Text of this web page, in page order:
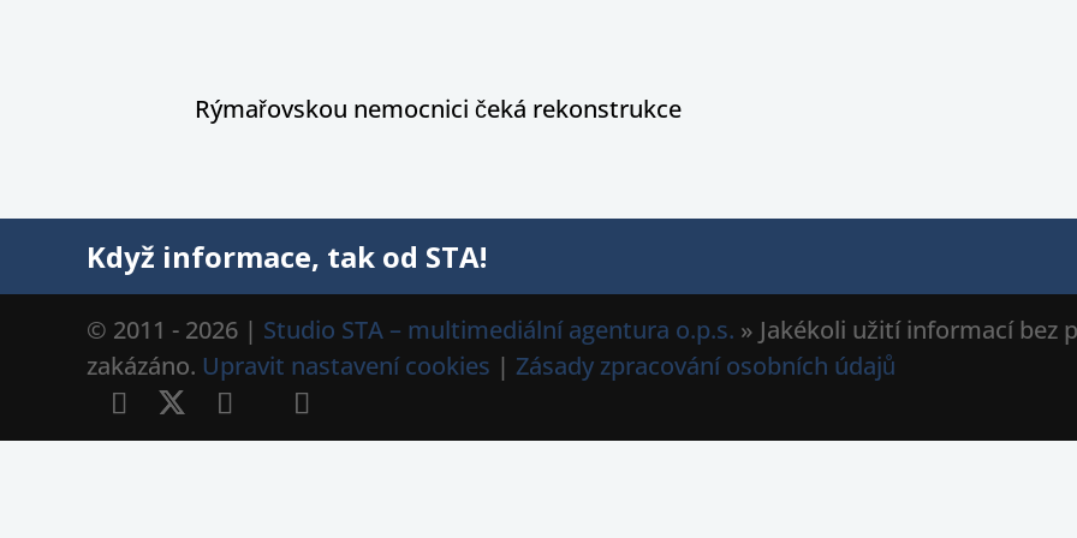
Rýmařovskou nemocnici čeká rekonstrukce
Když informace, tak od STA!
© 2011 - 2026 | Studio STA – multimediální agentura o.p.s. » Jakékoli užití informací bez
zakázáno. Upravit nastavení cookies | Zásady zpracování osobních údajů